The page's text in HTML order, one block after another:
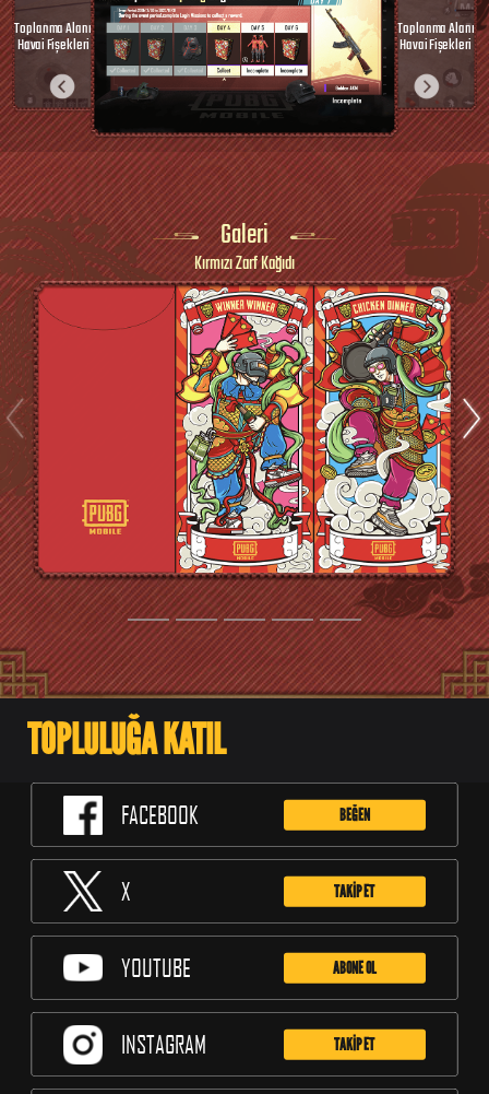
Toplanma Alanı
Havai Fişekleri
Toplanma Alanı
Havai Fişekleri
Galeri
Kırmızı Zarf Kağıdı
TOPLULUĞA KATIL
FACEBOOK BEĞEN
X TAKİP ET
YOUTUBE ABONE OL
INSTAGRAM TAKİP ET